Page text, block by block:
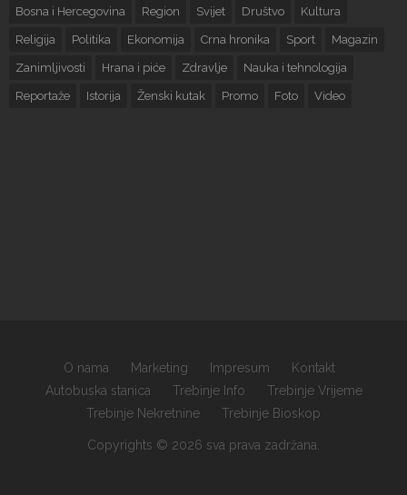
Bosna i Hercegovina Region Svijet Društvo Kultura
Religija Politika Ekonomija Crna hronika Sport Magazin
Zanimljivosti Hrana i piće Zdravlje Nauka i tehnologija
Reportaže Istorija Ženski kutak Promo Foto Video
O nama Marketing Impresum
Kontakt
Autobuska stanica
Trebinje Info
Trebinje Vrijeme
Trebinje Nekretnine
Trebinje Bioskop
Copyrights © 2026 sva prava zadržana.